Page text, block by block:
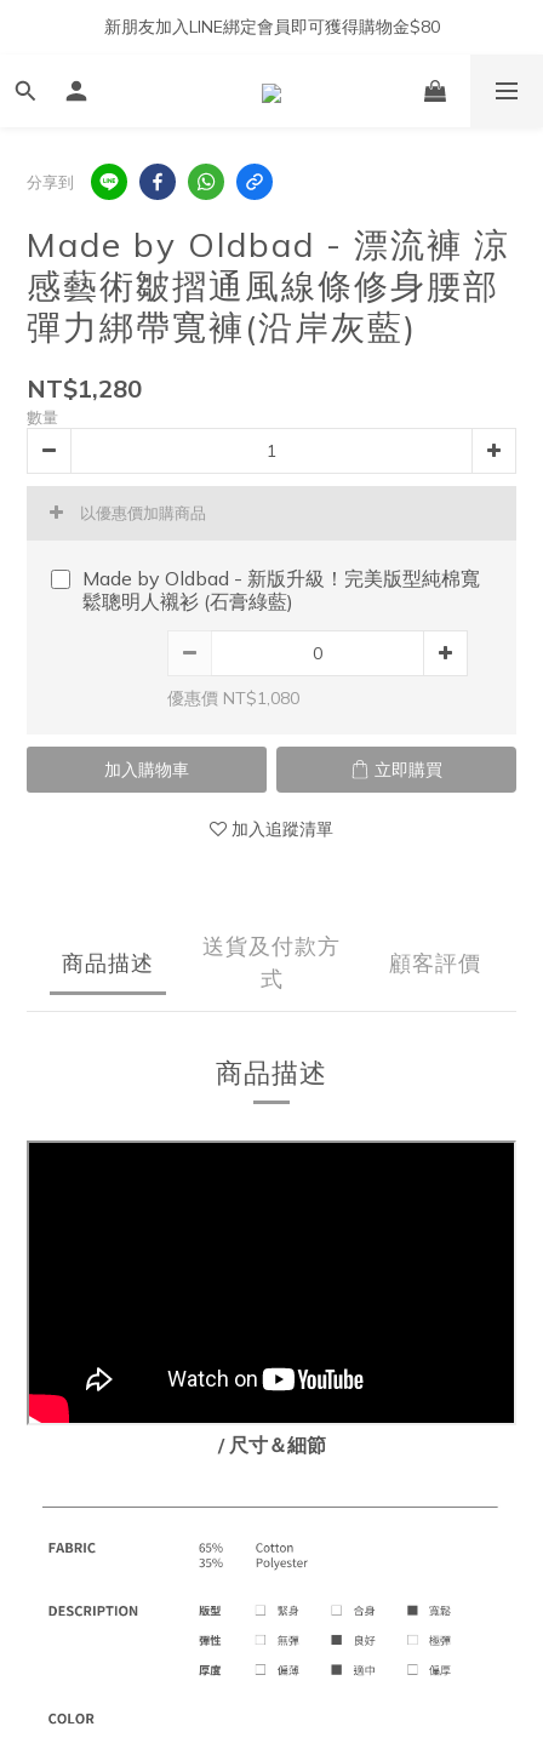
新朋友加入LINE綁定會員即可獲得購物金$80
分享到
Made by Oldbad - 漂流褲 涼
感藝術皺摺通風線條修身腰部
彈力綁帶寬褲(沿岸灰藍)
NT$1,280
數量
以優惠價加購商品
Made by Oldbad - 新版升級！完美版型純棉寬
鬆聰明人襯衫 (石膏綠藍)
優惠價 NT$1,080
加入購物車 立即購買
加入追蹤清單
商品描述
送貨及付款方
式
顧客評價
商品描述
/ 尺寸＆細節